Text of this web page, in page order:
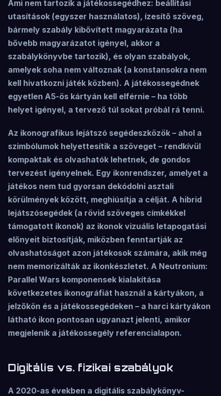
Ami nem tartozik a játékossegédhez: beállítási
utasítások (egyszer használatos), ízesítő szöveg,
bármely szabály kibővített magyarázata (ha
bővebb magyarázatot igényel, akkor a
szabálykönyvbe tartozik), és olyan szabályok,
amelyek soha nem változnak (a konstansokra nem
kell hivatkozni játék közben). A játékossegédnek
egyetlen A5-ös kártyán kell elférnie – ha több
helyet igényel, a tervező túl sokat próbál rá tenni.
Az ikonografikus lejátszó segédeszközök – ahol a
szimbólumok helyettesítik a szöveget – rendkívül
kompaktak és olvashatók lehetnek, de gondos
tervezést igényelnek. Egy ikonrendszer, amelyet a
játékos nem tud gyorsan dekódolni asztali
körülmények között, meghiúsítja a célját. A hibrid
lejátszósegédek (a rövid szöveges címkékkel
támogatott ikonok) az ikonok vizuális letapogatási
előnyeit biztosítják, miközben fenntartják az
olvashatóságot azon játékosok számára, akik még
nem memorizálták az ikonkészletet. A Neutronium:
Parallel Wars komponensek kialakítása
következetes ikonográfiát használ a kártyákon, a
jelzőkön és a játékossegédeken – a harci kártyákon
látható ikon pontosan ugyanazt jelenti, amikor
megjelenik a játékossegély referencialapon.
Digitális vs. fizikai szabályok
A 2020-as években a digitális szabálykönyv-